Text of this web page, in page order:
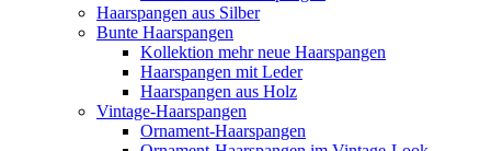
Haarspangen aus Silber
Bunte Haarspangen
Kollektion mehr neue Haarspangen
Haarspangen mit Leder
Haarspangen aus Holz
Vintage-Haarspangen
Ornament-Haarspangen